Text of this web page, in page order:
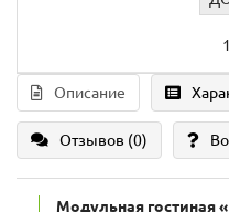
Описание
Отзывов (0)
Модульная гостиная